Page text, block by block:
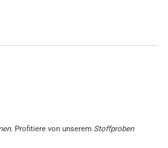
Profitiere von unserem Stoffproben